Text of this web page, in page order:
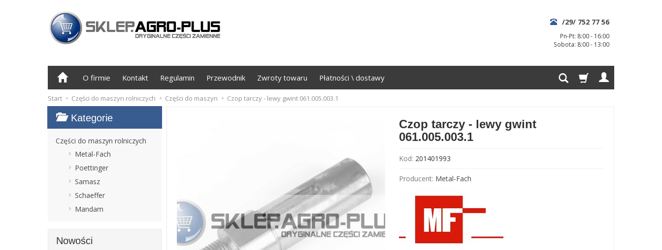
/29/ 752 77 56
Pn-Pt: 8:00 - 16:00
Sobota: 8:00 - 13:00
O firmie Kontakt Regulamin Przewodnik Zwroty towaru Płatności \ dostawy
Start Części do maszyn rolniczych Części do maszyn Czop tarczy - lewy gwint 061.005.003.1
Czop tarczy - lewy gwint
061.005.003.1
Kod: 201401993
Producent: Metal-Fach
Kategorie
Części do maszyn rolniczych
Metal-Fach
Poettinger
Samasz
Schaeffer
Mandam
Nowości